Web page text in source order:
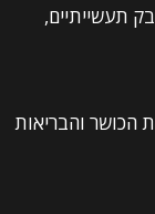
תעשייתיים,
הכושר והבריאות